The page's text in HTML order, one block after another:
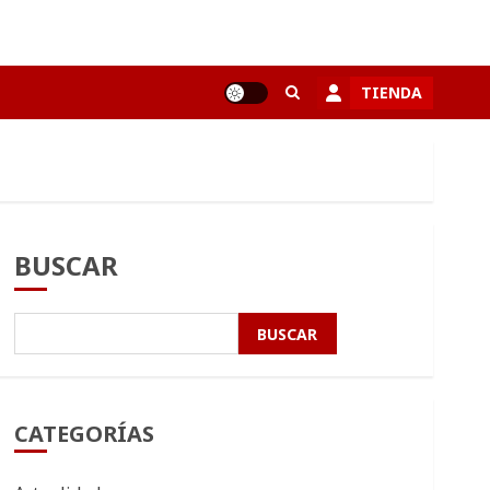
TIENDA
BUSCAR
BUSCAR
CATEGORÍAS